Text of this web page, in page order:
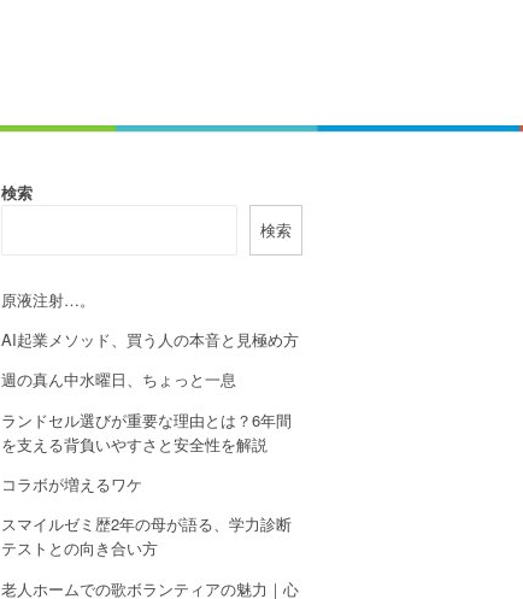
検索
検索
原液注射…。
AI起業メソッド、買う人の本音と見極め方
週の真ん中水曜日、ちょっと一息
ランドセル選びが重要な理由とは？6年間
を支える背負いやすさと安全性を解説
コラボが増えるワケ
スマイルゼミ歴2年の母が語る、学力診断
テストとの向き合い方
老人ホームでの歌ボランティアの魅力｜心